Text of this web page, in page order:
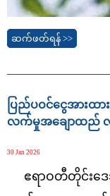
ဆက်ဖတ်ရန် >>
ပြည်ပဝင်ငွေအားထာ
လက်မှုအချောထည် လု
30 Jan 2026
ဧရာဝတီတိုင်းဒေ